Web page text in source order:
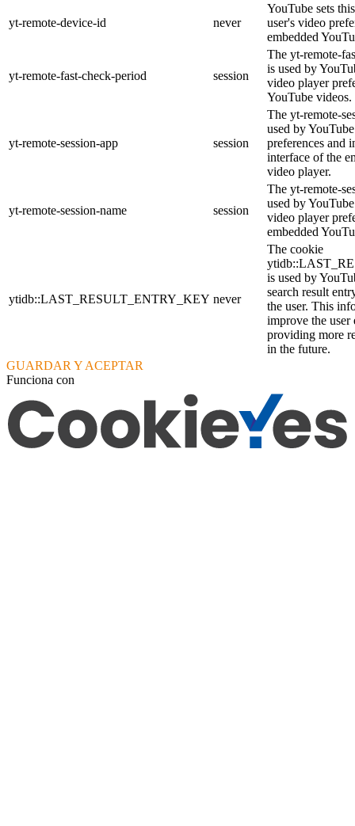
yt-remote-device-id never
YouTube sets
user's video
embedded
yt-remote-fast-check-period session
The yt-remote-
is used by
video player
YouTube videos.
yt-remote-session-app session
The yt-remote-
used by
preferences and
interface of the
video player.
yt-remote-session-name session
The yt-remote-
used by
video player
embedded
ytidb::LAST_RESULT_ENTRY_KEY never
The cookie
is used by
search result
the user. This
improve the user
providing more
in the future.
GUARDAR Y ACEPTAR
Funciona con